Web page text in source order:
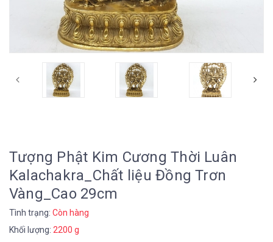
Tượng Phật Kim Cương Thời Luân
Kalachakra_Chất liệu Đồng Trơn
Vàng_Cao 29cm
Tình trạng: Còn hàng
Khối lượng: 2200 g